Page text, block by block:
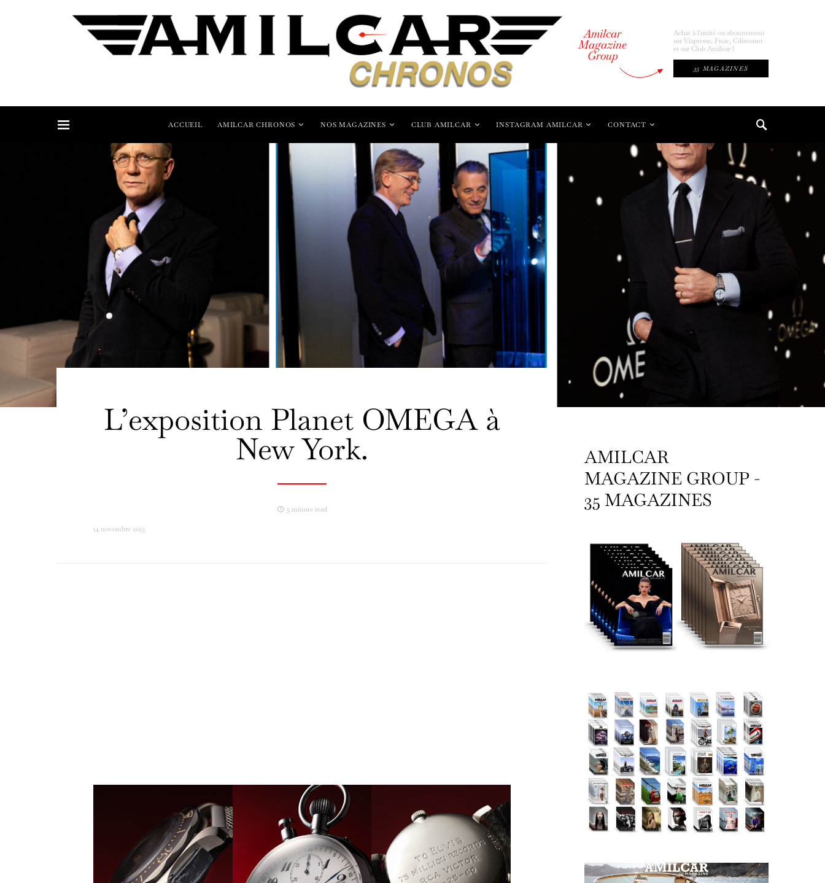
Amilcar
Magazine
Group
Achat à l'unité ou abonnement
sur Viapresse, Fnac, Cdiscount
et sur Club Amilcar !
35 MAGAZINES
ACCUEIL AMILCAR CHRONOS NOS MAGAZINES CLUB AMILCAR INSTAGRAM AMILCAR CONTACT
L’exposition Planet OMEGA à
New York.
5 minute read
14 novembre 2023
AMILCAR
MAGAZINE GROUP -
35 MAGAZINES